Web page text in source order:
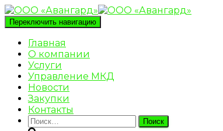
Переключить навигацию
Главная
О компании
Услуги
Управление МКД
Новости
Закупки
Контакты
Найти: